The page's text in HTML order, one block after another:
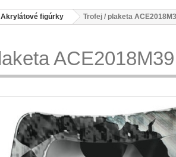
Akrylátové figúrky Trofej / plaketa